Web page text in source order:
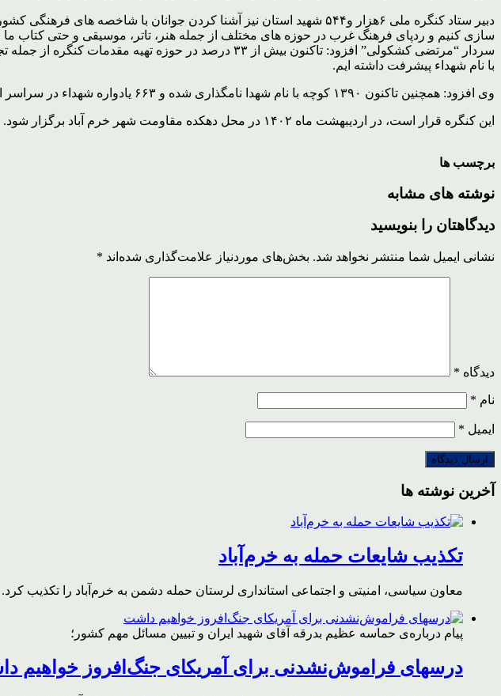
دبیر ستاد کنگره ملی ۶هزار و۵۴۴ شهید استان نیز آشنا کردن جوانان
سازی کنیم و ردپای فرهنگ غرب در حوزه های مختلف از جمله هنر، تاتر، موسیقی و حتی کتاب ما
سردار “مرتضی کشکولی” افزود: تاکنون بیش از ۳۳ درصد
با نام شهداء پیشرفت داشته ایم.
وی افزود: همچنین تاکنون ۱۳۹۰ کوچه با نام شهدا نامگذاری شده و ۶۶۳ یادواره شهداء در سراسر استان برگزار شده است.
این کنگره قرار است، در اردیبهشت ماه ۱۴۰۲ در محل دهکده مقاومت شهر خرم آباد برگزار شود.
برچسب ها
نوشته های مشابه
دیدگاهتان را بنویسید
نشانی ایمیل شما منتشر نخواهد شد. بخش‌های موردنیاز علامت‌گذاری شده‌اند *
دیدگاه *
نام *
ایمیل *
آخرین نوشته ها
تکذیب شایعات حمله به خرم‌آباد
معاون سیاسی، امنیتی و اجتماعی استانداری لرستان حمله دشمن به خرم‌آباد را تکذیب کرد.
پیام درباره‌ی حماسه عظیم بدرقه آقای شهید ایران و تبیین مسائل مهم کشور؛
درسهای فراموش‌نشدنی برای آمریکای جنگ‌افروز خواهیم